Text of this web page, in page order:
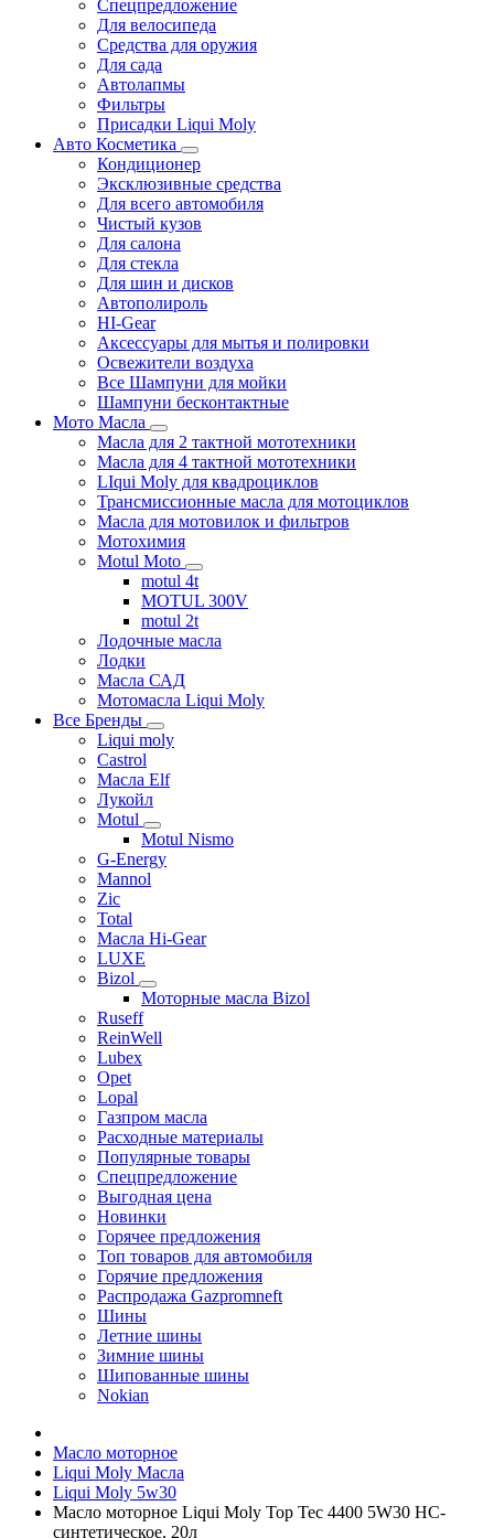
Спецпредложение
Для велосипеда
Средства для оружия
Для сада
Автолапмы
Фильтры
Присадки Liqui Moly
Авто Косметика
Кондиционер
Эксклюзивные средства
Для всего автомобиля
Чистый кузов
Для салона
Для стекла
Для шин и дисков
Автополироль
HI-Gear
Аксессуары для мытья и полировки
Освежители воздуха
Все Шампуни для мойки
Шампуни бесконтактные
Мото Масла
Масла для 2 тактной мототехники
Масла для 4 тактной мототехники
LIqui Moly для квадроциклов
Трансмиссионные масла для мотоциклов
Масла для мотовилок и фильтров
Мотохимия
Motul Moto
motul 4t
MOTUL 300V
motul 2t
Лодочные масла
Лодки
Масла САД
Мотомасла Liqui Moly
Все Бренды
Liqui moly
Castrol
Масла Elf
Лукойл
Motul
Motul Nismo
G-Energy
Mannol
Zic
Total
Масла Hi-Gear
LUXE
Bizol
Моторные масла Bizol
Ruseff
ReinWell
Lubex
Opet
Lopal
Газпром масла
Расходные материалы
Популярные товары
Спецпредложение
Выгодная цена
Новинки
Горячее предложения
Топ товаров для автомобиля
Горячие предложения
Распродажа Gazpromneft
Шины
Летние шины
Зимние шины
Шипованные шины
Nokian
Масло моторное
Liqui Moly Масла
Liqui Moly 5w30
Масло моторное Liqui Moly Top Tec 4400 5W30 НС-
синтетическое, 20л